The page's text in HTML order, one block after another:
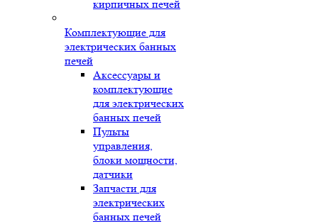
кирпичных печей
Комплектующие для
электрических банных
печей
Аксессуары и
комплектующие
для электрических
банных печей
Пульты
управления,
блоки мощности,
датчики
Запчасти для
электрических
банных печей